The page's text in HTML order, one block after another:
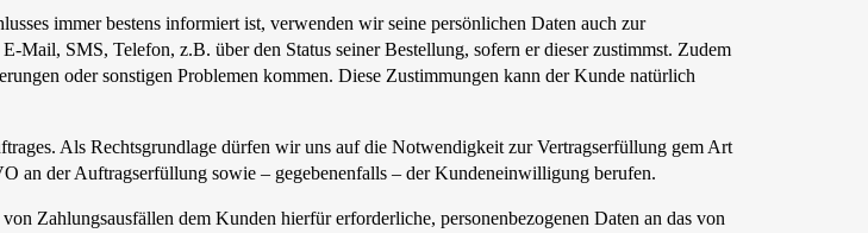
immer bestens informiert ist, verwenden wir seine persönlichen Daten auch zur
SMS, Telefon, z.B. über den Status seiner Bestellung, sofern er dieser zustimmst. Zudem
oder sonstigen Problemen kommen. Diese Zustimmungen kann der Kunde natürlich
Als Rechtsgrundlage dürfen wir uns auf die Notwendigkeit zur Vertragserfüllung gem Art
an der Auftragserfüllung sowie – gegebenenfalls – der Kundeneinwilligung berufen.
Zahlungsausfällen dem Kunden hierfür erforderliche, personenbezogenen Daten an das von